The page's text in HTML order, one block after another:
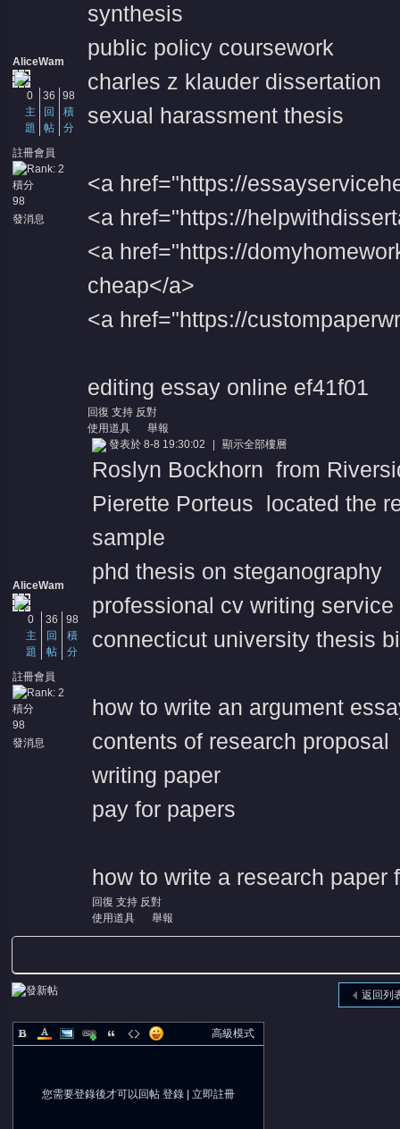
AliceWam
0
主
題
36
回
帖
98
積
分
註冊會員
積分
98
發消息
synthesis
public policy coursework
charles z klauder dissertation
sexual harassment thesis
<a href="https://
<a href="https://
<a href="https://
cheap</a>
<a href="https://
editing essay online ef41f01
回復 支持 反對
使用道具
舉報
AliceWam
0
主
題
36
回
帖
98
積
分
註冊會員
積分
98
發消息
發表於 8-8 19:30:02 顯示全部樓層
Roslyn Bockhorn from
Pierette Porteus located the
sample
phd thesis on steganography
professional cv writing
connecticut university thesis
how to write an argument
contents of research proposal
writing paper
pay for papers
how to write a research paper
回復 支持 反對
使用道具
舉報
返回列
高級模式
您需要登錄後才可以回帖 登錄| 立即註冊